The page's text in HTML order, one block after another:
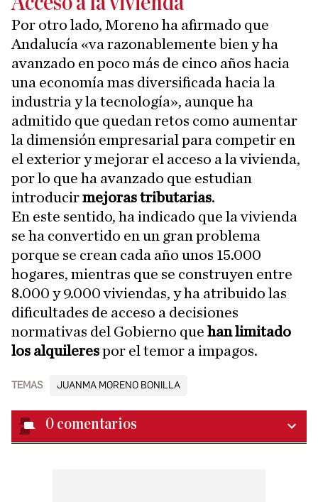
Por otro lado, Moreno ha afirmado que
Andalucía «va razonablemente bien y ha
avanzado en poco más de cinco años hacia
una economía mas diversificada hacia la
industria y la tecnología», aunque ha
admitido que quedan retos como aumentar
la dimensión empresarial para competir en
el exterior y mejorar el acceso a la vivienda,
por lo que ha avanzado que estudian
introducirmejoras tributarias.
En este sentido, ha indicado que la vivienda
se ha convertido en un gran problema
porque se crean cada año unos 15.000
hogares, mientras que se construyen entre
8.000 y 9.000 viviendas, y ha atribuido las
dificultades de acceso a decisiones
normativas del Gobierno que han limitado
los alquilerespor el temor a impagos.
TEMAS JUANMA MORENO BONILLA
0 comentarios